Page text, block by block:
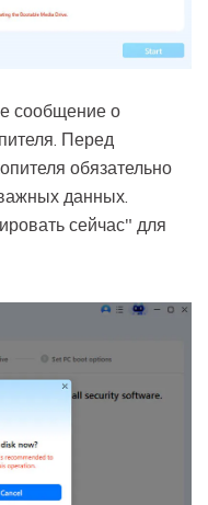
сообщение о
Перед
обязательно
данных.
сейчас" для